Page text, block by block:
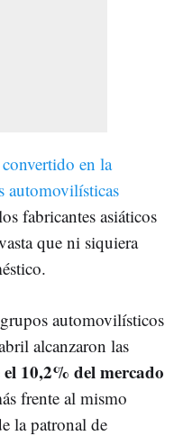
en la
automovilísticas
fabricantes asiáticos
que ni siquiera
automovilísticos
alcanzaron las
el 10,2% del mercado
frente al mismo
la patronal de